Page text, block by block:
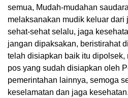
semua, Mudah-mudahan
melaksanakan mudik keluar dari
sehat-sehat selalu, jaga
jangan dipaksakan, beristirahat
telah disiapkan baik itu dipolsek,
pos yang sudah disiapkan oleh
pemerintahan lainnya, semoga
keselamatan dan jaga kesehatan.